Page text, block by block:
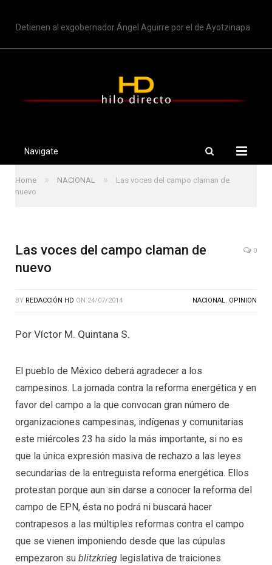
Detienen al exgobernador Ángel Aguirre por el de Ayotzinapa
Navigate
Home » NACIONAL »
Las voces del campo claman de
nuevo
Las voces del campo claman de
nuevo
0
BY REDACCIÓN HD ON 24/07/2014 NACIONAL, OPINION
Por Víctor M. Quintana S.
El pueblo de México deberá agradecer a los
campesinos. La jornada contra la reforma energética y en
favor del campo a la que convocan gran número de
organizaciones campesinas, indígenas y comunitarias
este miércoles 23 ha sido la más importante, si no es
que la única expresión masiva de rechazo a las leyes
secundarias de la entreguista reforma energética. Ellos
protestan porque aun sin darse a conocer la reforma del
campo de EPN, ésta no podrá ni buscará hacer
contrapesos a las múltiples reformas contra el campo
que se vienen imponiendo desde que las cúpulas
empezaron su blitzkrieg legislativa de traiciones.